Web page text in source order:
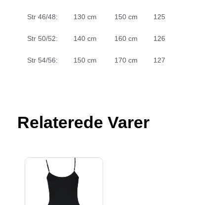
Str 46/48: 130 cm 150 cm 125
Str 50/52: 140 cm 160 cm 126
Str 54/56: 150 cm 170 cm 127
Relaterede Varer